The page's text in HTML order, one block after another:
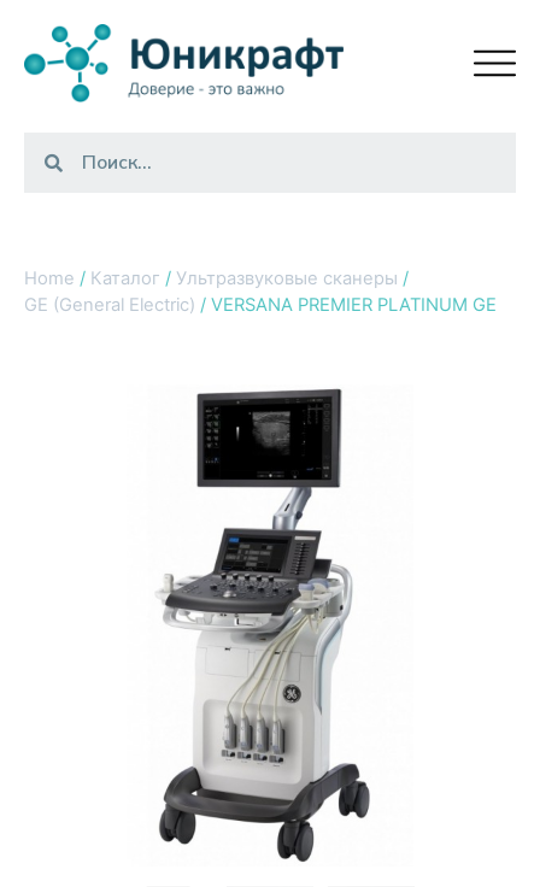
Home / Каталог / Ультразвуковые сканеры /
GE (General Electric) / VERSANA PREMIER PLATINUM GE